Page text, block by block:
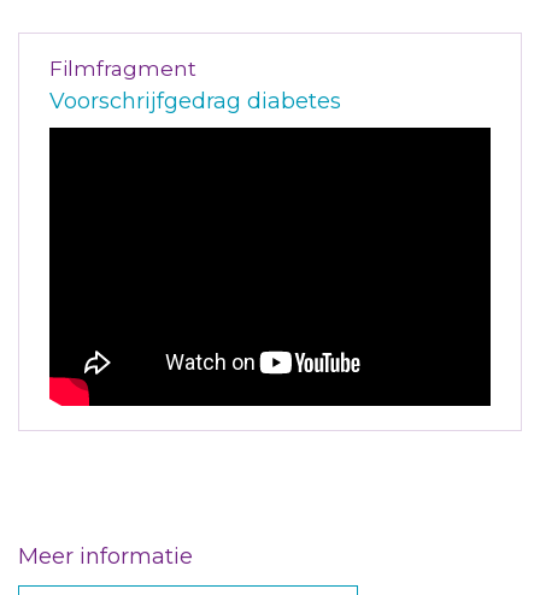
Filmfragment
Voorschrijfgedrag diabetes
Meer informatie